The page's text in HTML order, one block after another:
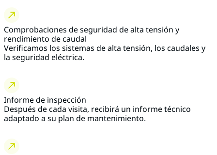
Comprobaciones de seguridad de alta tensión y
rendimiento de caudal
Verificamos los sistemas de alta tensión, los caudales y
la seguridad eléctrica.
Informe de inspección
Después de cada visita, recibirá un informe técnico
adaptado a su plan de mantenimiento.